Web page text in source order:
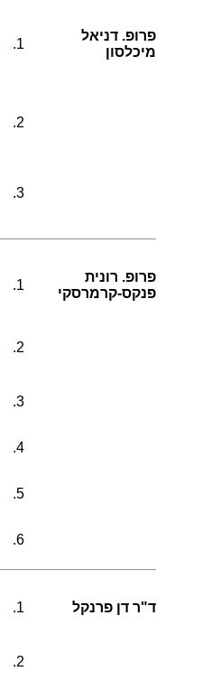
פרופ. דניאל
מיכלסון
1.
2.
3.
פרופ. רונית
פנקס-קרמרסקי
1.
2.
3.
4.
5.
6.
ד"ר דן פרנקל 1.
2.